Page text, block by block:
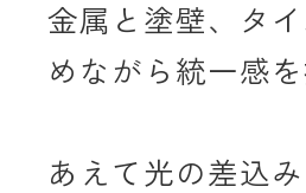
金属と塗壁、タ
めながら統一感
あえて光の差込